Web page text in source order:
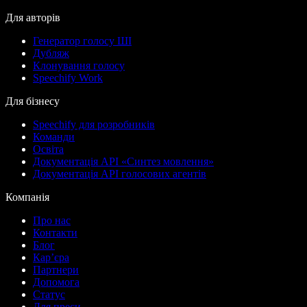
Для авторів
Генератор голосу ШІ
Дубляж
Клонування голосу
Speechify Work
Для бізнесу
Speechify для розробників
Команди
Освіта
Документація API «Синтез мовлення»
Документація API голосових агентів
Компанія
Про нас
Контакти
Блог
Кар’єра
Партнери
Допомога
Статус